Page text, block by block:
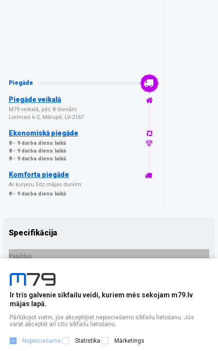
Piegāde
Piegāde veikalā
M79 veikalā, pēc 8 dienām
Lielmaņi k-2, Mārupē, LV-2167
Ekonomiskā piegāde
8 - 9 darba dienu laikā
8 - 9 darba dienu laikā
8 - 9 darba dienu laikā
Komforta piegāde
Ar kurjeru līdz mājas durvīm:
8 - 9 darba dienu laikā
Specifikācija
Papildus
Ražotājs
PRECES APRAKSTS
EAN - 5903108570114
Ir trīs galvenie sīkfailu veidi, kuriem mēs sekojam m79.lv
mājas lapā.
Pārlūkojot vietni, jūs akceptējiet nepieciešamo sīkfailu lietošanu. Jūs
varat akceptēt arī citu sīkfailu lietošanu.
Nepieciešams Statistika Mārketings